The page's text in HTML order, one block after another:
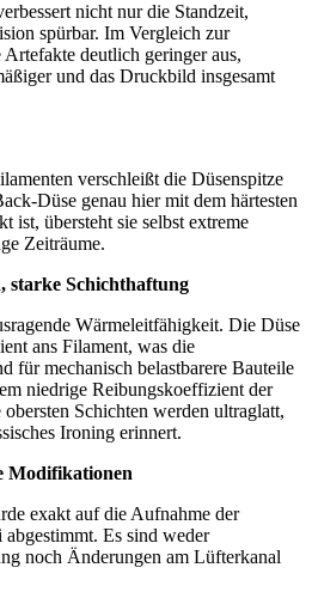
nicht nur die Standzeit,
spürbar. Im Vergleich zur
deutlich geringer aus,
und das Druckbild insgesamt
verschleißt die Düsenspitze
Düse genau hier mit dem härtesten
ist, übersteht sie selbst extreme
Zeiträume.
starke Schichthaftung
Wärmeleitfähigkeit. Die Düse
ans Filament, was die
für mechanisch belastbarere Bauteile
niedrige Reibungskoeffizient der
Schichten werden ultraglatt,
Ironing erinnert.
Modifikationen
exakt auf die Aufnahme der
Es sind weder
noch Änderungen am Lüfterkanal